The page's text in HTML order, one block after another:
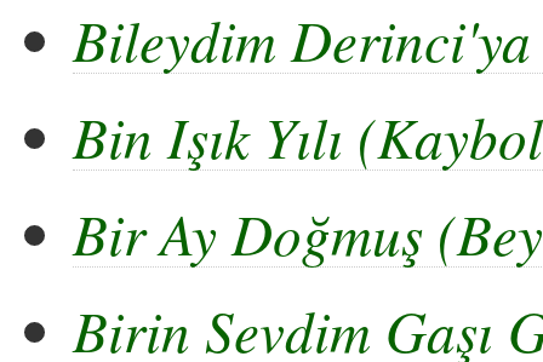
Bileydim Derinci'ya
Bin Işık Yılı
Bir Ay Doğmuş
Birin Sevdim Gaşı